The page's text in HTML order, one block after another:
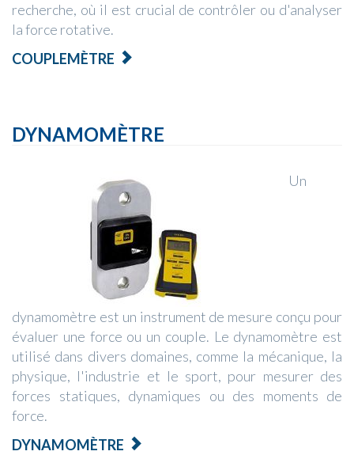
recherche, où il est crucial de contrôler ou d'analyser
la force rotative.
COUPLEMÈTRE
DYNAMOMÈTRE
Un
dynamomètre est un instrument de mesure conçu pour
évaluer une force ou un couple. Le dynamomètre est
utilisé dans divers domaines, comme la mécanique, la
physique, l'industrie et le sport, pour mesurer des
forces statiques, dynamiques ou des moments de
force.
DYNAMOMÈTRE